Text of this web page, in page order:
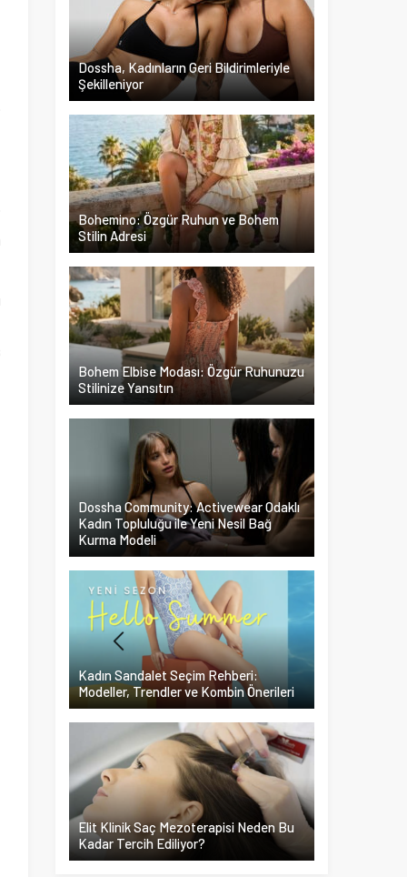
Dossha, Kadınların Geri Bildirimleriyle
Şekilleniyor
Bohemino: Özgür Ruhun ve Bohem
Stilin Adresi
Bohem Elbise Modası: Özgür Ruhunuzu
Stilinize Yansıtın
Dossha Community: Activewear Odaklı
Kadın Topluluğu ile Yeni Nesil Bağ
Kurma Modeli
Kadın Sandalet Seçim Rehberi:
Modeller, Trendler ve Kombin Önerileri
Elit Klinik Saç Mezoterapisi Neden Bu
Kadar Tercih Ediliyor?